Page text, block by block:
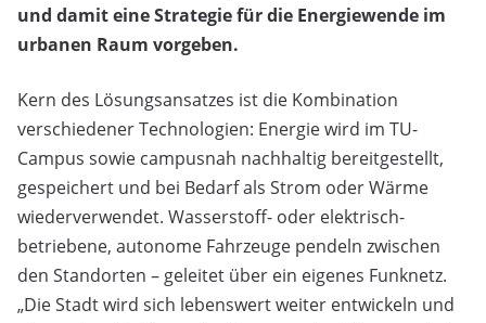
und damit eine Strategie für die Energiewende im
urbanen Raum vorgeben.
Kern des Lösungsansatzes ist die Kombination
verschiedener Technologien: Energie wird im TU-
Campus sowie campusnah nachhaltig bereitgestellt,
gespeichert und bei Bedarf als Strom oder Wärme
wiederverwendet. Wasserstoff- oder elektrisch-
betriebene, autonome Fahrzeuge pendeln zwischen
den Standorten – geleitet über ein eigenes Funknetz.
„Die Stadt wird sich lebenswert weiter entwickeln und